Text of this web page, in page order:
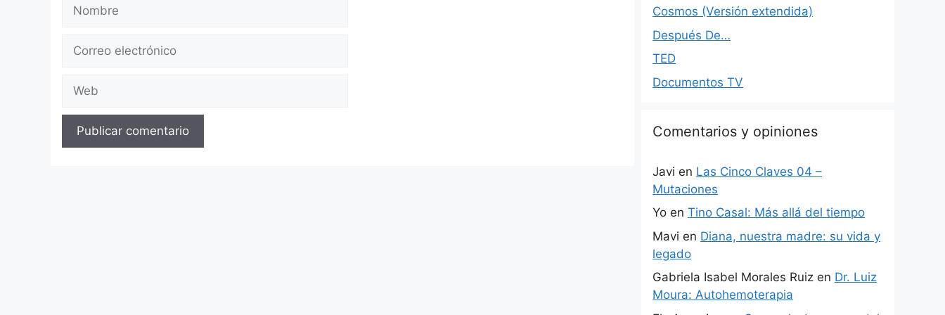
Correo
Web
Cosmos (Versión extendida)
Después De…
TED
Documentos TV
Comentarios y opiniones
Javi en Las Cinco Claves 04 –
Mutaciones
Yo en Tino Casal: Más allá del tiempo
Mavi en Diana, nuestra madre: su vida y
legado
Gabriela Isabel Morales Ruiz en Dr. Luiz
Moura: Autohemoterapia